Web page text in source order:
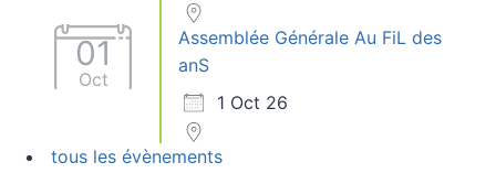
01
Oct
Assemblée Générale Au FiL des
anS
1 Oct 26
tous les évènements